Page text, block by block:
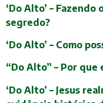
‘Do Alto’ –
segredo?
‘Do Alto’ – Como
“Do Alto” – Por
‘Do Alto’ – Jesus